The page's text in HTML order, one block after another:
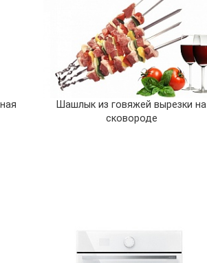
Шашлык из говяжей вырезки на
сковороде